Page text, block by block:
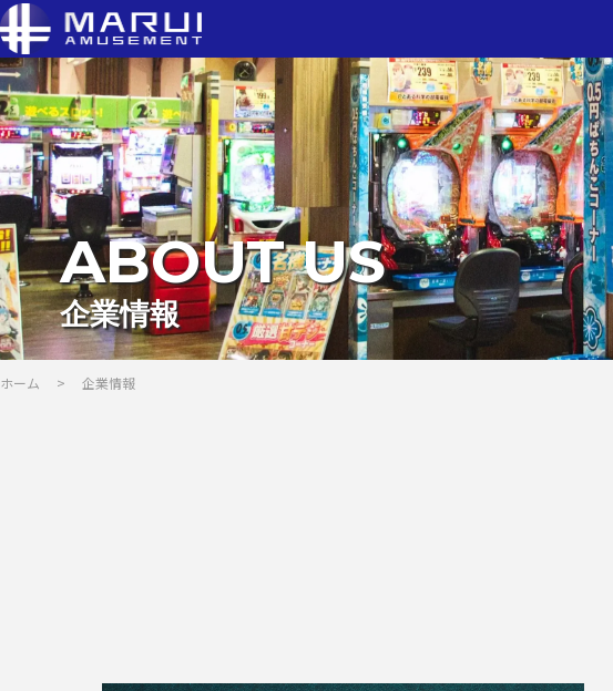
ABOUT US
企業情報
ホーム > 企業情報